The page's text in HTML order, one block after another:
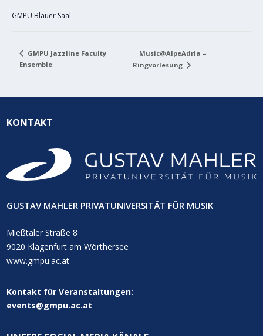
GMPU Blauer Saal
GMPU Jazzline Faculty
Ensemble
Music@AlpeAdria –
Ringvorlesung
KONTAKT
GUSTAV MAHLER PRIVATUNIVERSITÄT FÜR MUSIK
Mießtaler Straße 8
9020 Klagenfurt am Wörthersee
www.gmpu.ac.at
Kontakt für Veranstaltungen:
events@gmpu.ac.at